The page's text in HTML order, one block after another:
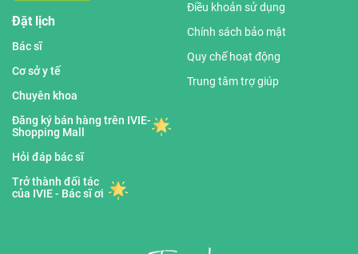
Đặt lịch
Bác sĩ
Cơ sở y tế
Chuyên khoa
Đăng ký bán hàng trên IVIE-
Shopping Mall
Hỏi đáp bác sĩ
Trở thành đối tác
của IVIE - Bác sĩ ơi
Điều khoản sử dụng
Chính sách bảo mật
Quy chế hoạt động
Trung tâm trợ giúp